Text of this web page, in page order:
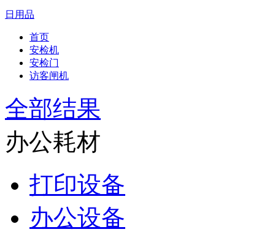
日用品
首页
安检机
安检门
访客闸机
全部结果
办公耗材
打印设备
办公设备